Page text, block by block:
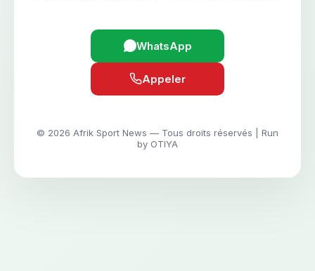
WhatsApp
Appeler
© 2026 Afrik Sport News — Tous droits réservés | Run
by OTIYA